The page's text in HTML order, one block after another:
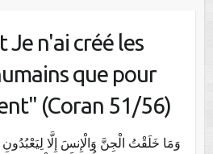
Je n'ai créé les
que pour
(Coran 51/56)